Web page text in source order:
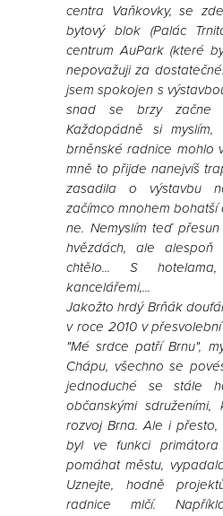
centra Vaňkovky, se
bytový blok (Palác
centrum AuPark (které
nepovažuji za
jsem spokojen s
snad se brzy začne
Každopádně si
brněnské radnice mohlo
mně to přijde nanejvíš
zasadila o výstavbu
začímco mnohem bohatší
ne. Nemyslím teď
hvězdách, ale
chtělo... S
kancelářemi,...
Jakožto hrdý Brňák
v roce 2010 v
"Mé srdce patří Brnu",
Chápu, všechno se
jednoduché se stále
občanskými
rozvoj Brna. Ale i
byl ve funkci
pomáhat městu,
Uznejte, hodně
radnice mlčí.